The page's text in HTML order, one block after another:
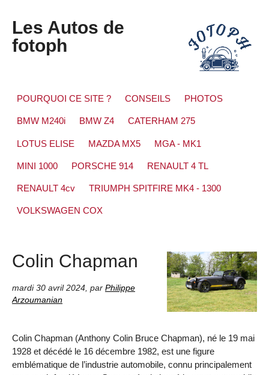
Les Autos de
fotoph
POURQUOI CE SITE ? CONSEILS PHOTOS
BMW M240i BMW Z4 CATERHAM 275
LOTUS ELISE MAZDA MX5 MGA - MK1
MINI 1000 PORSCHE 914 RENAULT 4 TL
RENAULT 4cv TRIUMPH SPITFIRE MK4 - 1300
VOLKSWAGEN COX
Colin Chapman
mardi 30 avril 2024 par Philippe
Arzoumanian
Colin Chapman (Anthony Colin Bruce Chapman), né le 19 mai
1928 et décédé le 16 décembre 1982, est une figure
emblématique de l’industrie automobile, connu principalement